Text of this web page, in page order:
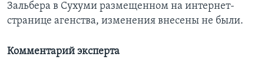
Зальбера в Сухуми размещенном на интернет-
странице агенства, изменения внесены не были.
Комментарий эксперта